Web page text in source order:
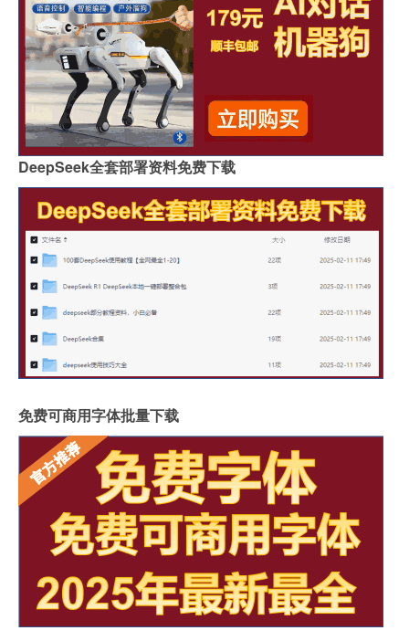
DeepSeek全套部署资料免费下载
免费可商用字体批量下载